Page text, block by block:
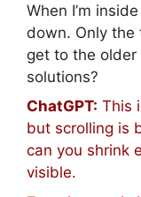
When I’m
down. Only the
get to the
solutions?
ChatGPT: This
but scrolling is
can you shrink
visible.